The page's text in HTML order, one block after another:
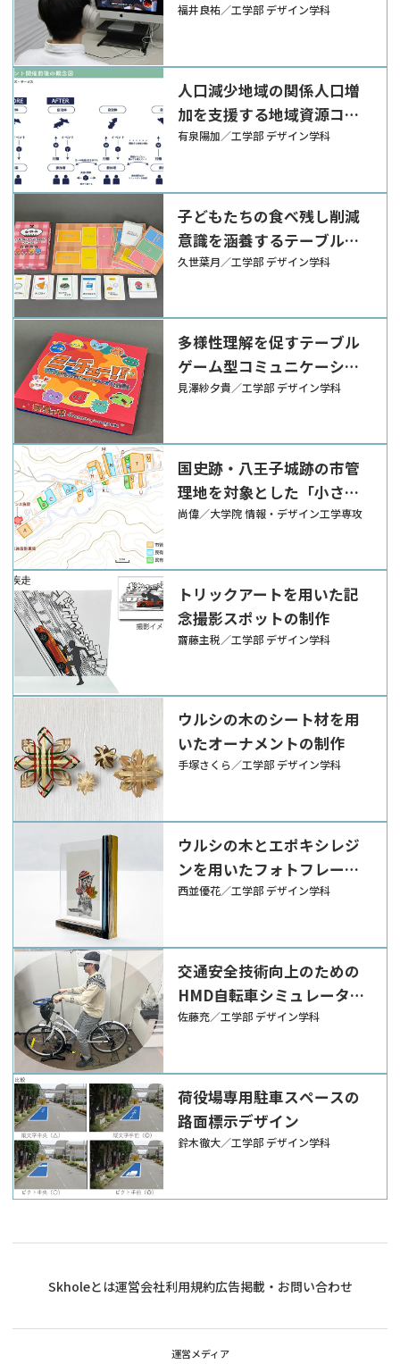
福井良祐／工学部 デザイン学科
人口減少地域の関係人口増
加を支援する地域資源コン
テンツデザインの枠組み
有泉陽加／工学部 デザイン学科
子どもたちの食べ残し削減
意識を涵養するテーブルゲ
ーム『きゅうしょくとうば
久世葉月／工学部 デザイン学科
多様性理解を促すテーブル
ゲーム型コミュニケーショ
ンツール『ミーチュー!! ワ
フレンズ大作戦』
見澤紗夕貴／工学部 デザイン学科
国史跡・八王子城跡の市管
理地を対象とした「小さな
拠点」化構想と環境整備
尚偉／大学院 情報・デザイン工学専攻
トリックアートを用いた記
念撮影スポットの制作
齋藤主税／工学部 デザイン学科
ウルシの木のシート材を用
いたオーナメントの制作
手塚さくら／工学部 デザイン学科
ウルシの木とエポキシレジ
ンを用いたフォトフレーム
の制作
西並優花／工学部 デザイン学科
交通安全技術向上のための
HMD自転車シミュレータを
用いた走行体験
佐藤充／工学部 デザイン学科
荷役場専用駐車スペースの
路面標示デザイン
鈴木徹大／工学部 デザイン学科
Skholeとは運営会社利用規約広告掲載・お問い合わせ
運営メディア